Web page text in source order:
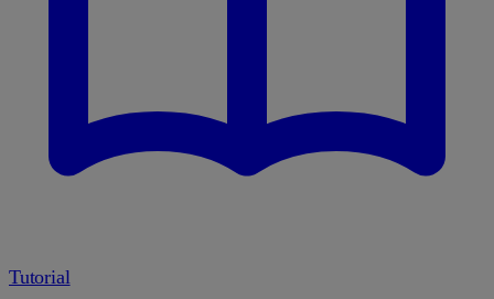
Tutorial